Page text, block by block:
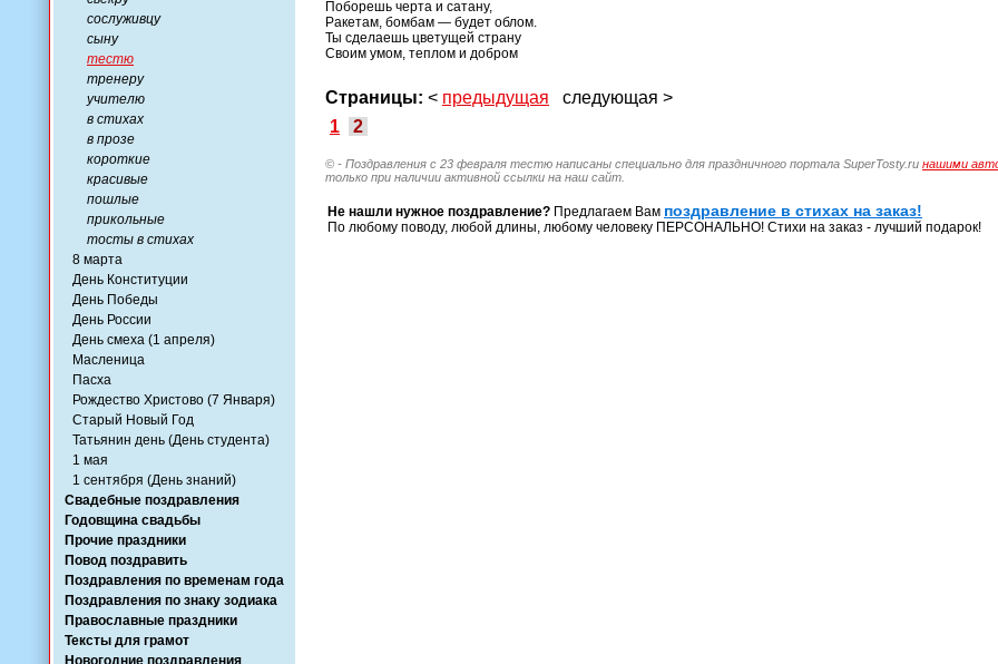
сослуживцу
сыну
тестю
тренеру
учителю
в стихах
в прозе
короткие
красивые
пошлые
прикольные
тосты в стихах
8 марта
День Конституции
День Победы
День России
День смеха (1 апреля)
Масленица
Пасха
Рождество Христово (7 Января)
Старый Новый Год
Татьянин день (День студента)
1 мая
1 сентября (День знаний)
Свадебные поздравления
Годовщина свадьбы
Прочие праздники
Повод поздравить
Поздравления по временам года
Поздравления по знаку зодиака
Православные праздники
Тексты для грамот
Новогодние поздравления
Поборешь черта и сатану,
Ракетам, бомбам — будет облом.
Ты сделаешь цветущей страну
Своим умом, теплом и добром
Страницы: < предыдущая следующая >
1
2
© - Поздравления с 23 февраля тестю написаны специально для праздничного портала SuperTosty.ru нашими
только при наличии активной ссылки на наш сайт.
Не нашли нужное поздравление? Предлагаем Вам поздравление в стихах на заказ!
По любому поводу, любой длины, любому человеку ПЕРСОНАЛЬНО! Стихи на заказ - лучший подарок!